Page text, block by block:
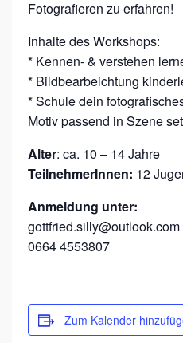
Fotografieren zu erfahren!
Inhalte des Workshops:
* Kennen- & verstehen
* Bildbearbeichtung
* Schule dein
Motiv passend in Szene
Alter: ca. 10 – 14 Jahre
TeilnehmerInnen: 12
Anmeldung unter:
gottfried.silly@outlook.com
0664 4553807
Zum Kalender